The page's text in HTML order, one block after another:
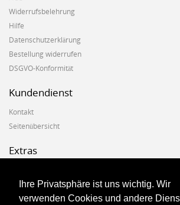
Ihre Privatsphäre ist uns wichtig. Wir
verwenden Cookies und andere
Widerrufsbelehrung
Hilfe
Datenschutzerklärung
Bestellung widerrufen
DSGVO-Konformität
Kundendienst
Kontakt
Seitenübersicht
Extras
Geschenkgutscheine
Angebote